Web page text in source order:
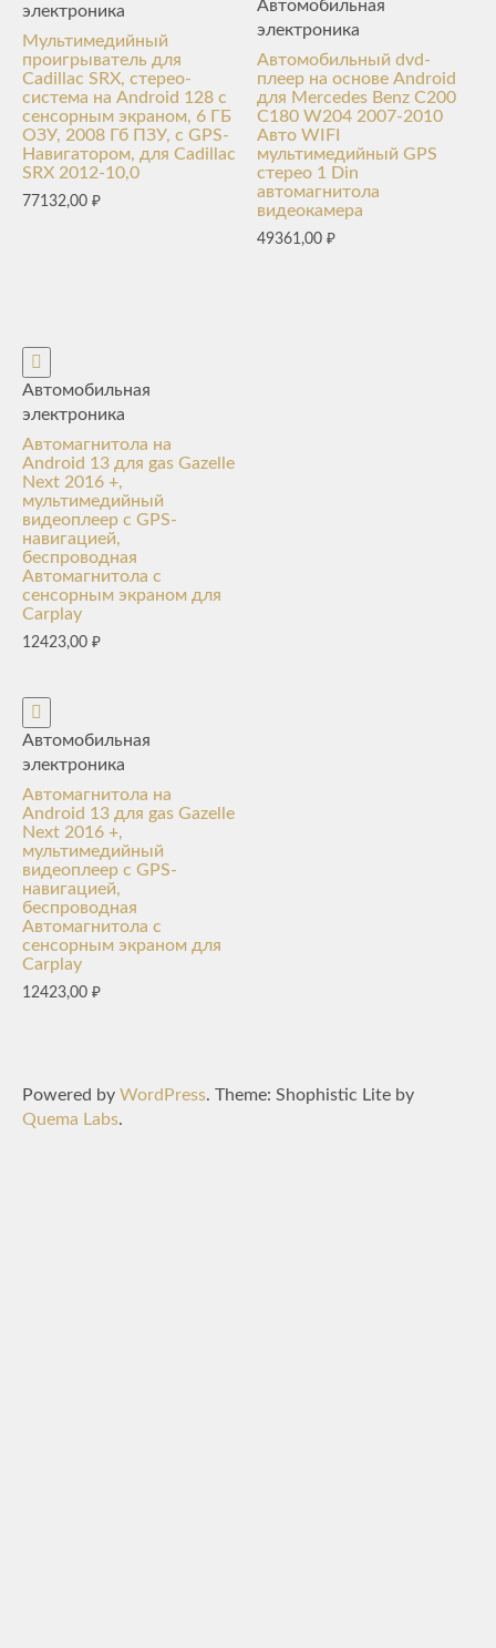
электроника
Мультимедийный
проигрыватель для
Cadillac SRX, стерео-
система на Android 128 с
сенсорным экраном, 6 ГБ
ОЗУ, 2008 Гб ПЗУ, с GPS-
Навигатором, для Cadillac
SRX 2012-10,0
77132,00 ₽
Автомобильная
электроника
Автомобильный dvd-
плеер на основе Android
для Mercedes Benz C200
C180 W204 2007-2010
Авто WIFI
мультимедийный GPS
стерео 1 Din
автомагнитола
видеокамера
49361,00₽
Автомобильная
электроника
Автомагнитола на
Android 13 для gas Gazelle
Next 2016 +,
мультимедийный
видеоплеер с GPS-
навигацией,
беспроводная
Автомагнитола с
сенсорным экраном для
Carplay
12423,00 ₽
Автомобильная
электроника
Автомагнитола на
Android 13 для gas Gazelle
Next 2016 +,
мультимедийный
видеоплеер с GPS-
навигацией,
беспроводная
Автомагнитола с
сенсорным экраном для
Carplay
12423,00 ₽
Powered by WordPress. Theme: Shophistic Lite by
Quema Labs.